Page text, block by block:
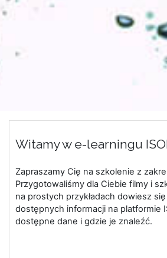
Witamy w e-learningu
Zapraszamy Cię na szkolenie z
Przygotowaliśmy dla Ciebie filmy i
na prostych przykładach dowiesz
dostępnych informacji na platformie
dostępne dane i gdzie je znaleźć.